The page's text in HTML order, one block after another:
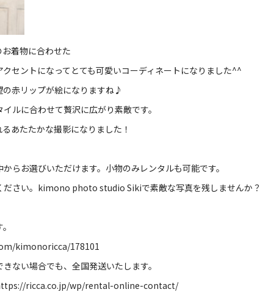
着物に合わせた
セントになってとても可愛いコーディネートになりました^^
赤リップが絵になりますね♪
ルに合わせて贅沢に広がり素敵です。
あたたかな撮影になりました！
らお選びいただけます。小物のみレンタルも可能です。
さい。 kimono photo studio Sikiで素敵な写真を残しませんか？
kimonoricca/178101
ない場合でも、全国発送いたします。
ricca.co.jp/wp/rental-online-contact/